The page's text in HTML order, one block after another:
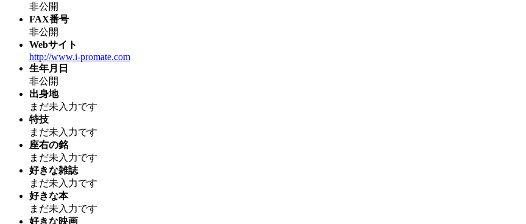
非公開
FAX番号
非公開
Webサイト
http://www.i-promate.com
生年月日
非公開
出身地
まだ未入力です
特技
まだ未入力です
座右の銘
まだ未入力です
好きな雑誌
まだ未入力です
好きな本
まだ未入力です
好きな映画